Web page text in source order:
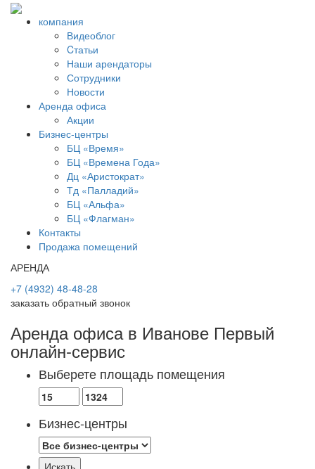
компания
Видеоблог
Cтатьи
Наши арендаторы
Сотрудники
Новости
Аренда офиса
Акции
Бизнес-центры
БЦ «Время»
БЦ «Времена Года»
Дц «Аристократ»
Тд «Палладий»
БЦ «Альфа»
БЦ «Флагман»
Контакты
Продажа помещений
АРЕНДА
+7 (4932) 48-48-28
заказать обратный звонок
Аренда офиса в Иванове Первый
онлайн-сервис
Выберете площадь помещения
Бизнес-центры